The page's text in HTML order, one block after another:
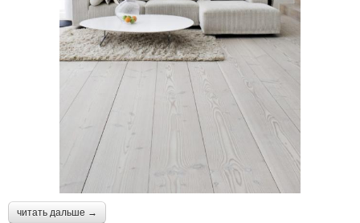
читать дальше →